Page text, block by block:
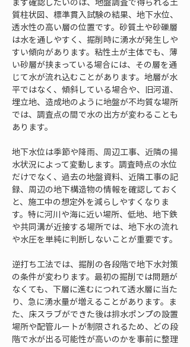
質柱状図、標準貫入試験の結果、地下水位、
透水性の高い層の位置です。砂質土や砂礫層
は水を通しやすく、掘削時に湧水が発生しや
すい傾向があります。粘性土が主体でも、薄
い砂層が挟まっている場合には、その層を通
じて水が流れ込むことがあります。地層が水
平ではなく、傾斜している場合や、旧河道、
埋立地、造成地のように地盤が不均質な場所
では、調査点の間で水の出方が変わることも
あります。
地下水位は季節や降雨、周辺工事、近隣の揚
水状況によって変動します。調査時点の水位
だけでなく、過去の地盤資料、近隣工事の記
録、周辺の地下構造物の情報を確認しておく
と、施工中の想定外を減らしやすくなりま
す。特に河川や海に近い場所、低地、地下鉄
や共同溝が近接する場所では、地下水の流れ
や水圧を単純に判断しないことが重要です。
逆打ち工法では、掘削の各段階で地下水対策
の条件が変わります。最初の掘削では問題が
なくても、下層に進むにつれて透水層に当た
り、急に湧水量が増えることがあります。ま
た、床スラブができた後は排水ポンプの設置
場所や配管ルートが制限されるため、どの段
階で水が出る可能性が高いのかを事前に整理